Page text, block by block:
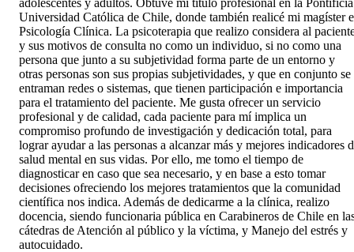
adolescentes y adultos. Obtuve mi título profesional en la Pontificia
Universidad Católica de Chile, donde también realicé mi magíster
Psicología Clínica. La psicoterapia que realizo considera al
y sus motivos de consulta no como un individuo, si no como una
persona que junto a su subjetividad forma parte de un entorno y
otras personas son sus propias subjetividades, y que en conjunto se
entraman redes o sistemas, que tienen participación e importancia
para el tratamiento del paciente. Me gusta ofrecer un servicio
profesional y de calidad, cada paciente para mí implica un
compromiso profundo de investigación y dedicación total, para
lograr ayudar a las personas a alcanzar más y mejores indicadores
salud mental en sus vidas. Por ello, me tomo el tiempo de
diagnosticar en caso que sea necesario, y en base a esto tomar
decisiones ofreciendo los mejores tratamientos que la comunidad
científica nos indica. Además de dedicarme a la clínica, realizo
docencia, siendo funcionaria pública en Carabineros de Chile en
cátedras de Atención al público y la víctima, y Manejo del estrés y
autocuidado.